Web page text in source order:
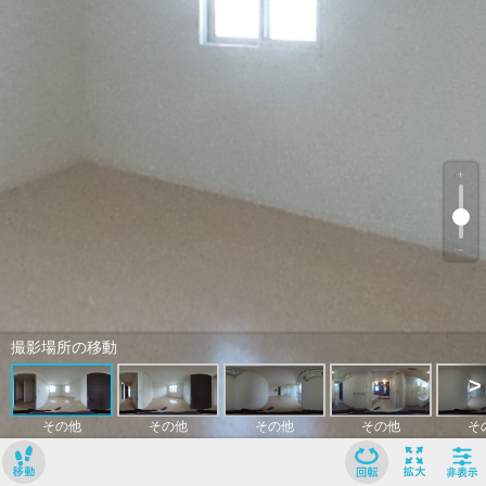
撮影場所の移動
その他 その他 その他 その他 そ
>
﹢
﹣